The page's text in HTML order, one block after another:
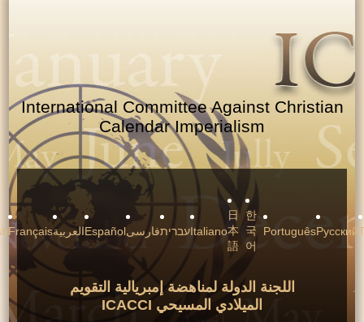
International Committee Against
Calendar Imperialism
EnglishFrançaisالعربيةEspañolفارسیעבריתItaliano
日
本 국 Português
اللجنة الدولة لمناهضة إمبريالية التقويم
الميلادي المسيحي ICACCI